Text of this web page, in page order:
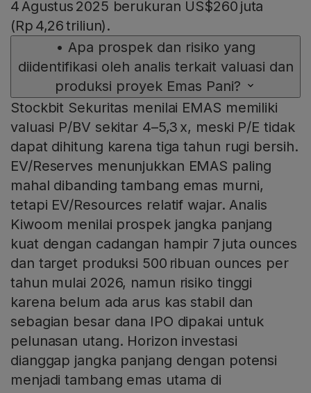
4 Agustus 2025 berukuran US$260 juta
(Rp 4,26 triliun).
• Apa prospek dan risiko yang
diidentifikasi oleh analis terkait valuasi dan
produksi proyek Emas Pani?
Stockbit Sekuritas menilai EMAS memiliki
valuasi P/BV sekitar 4–5,3 x, meski P/E tidak
dapat dihitung karena tiga tahun rugi bersih.
EV/Reserves menunjukkan EMAS paling
mahal dibanding tambang emas murni,
tetapi EV/Resources relatif wajar. Analis
Kiwoom menilai prospek jangka panjang
kuat dengan cadangan hampir 7 juta ounces
dan target produksi 500 ribuan ounces per
tahun mulai 2026, namun risiko tinggi
karena belum ada arus kas stabil dan
sebagian besar dana IPO dipakai untuk
pelunasan utang. Horizon investasi
dianggap jangka panjang dengan potensi
menjadi tambang emas utama di